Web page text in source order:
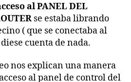
al PANEL DEL
se estaba librando
( que se conectaba al
cuenta de nada.
nos explican una manera
al panel de control del